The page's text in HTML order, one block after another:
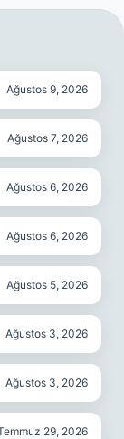
Ağustos 9, 2026
Ağustos 7, 2026
Ağustos 6, 2026
Ağustos 6, 2026
Ağustos 5, 2026
Ağustos 3, 2026
Ağustos 3, 2026
29, 2026